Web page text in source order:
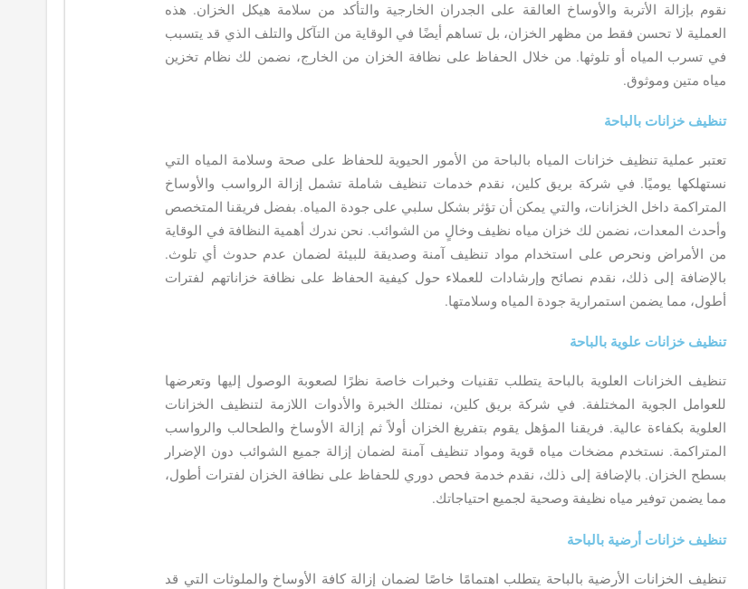
نقوم بإزالة الأتربة والأوساخ العالقة على الجدران الخارجية والتأكد من سلامة هيكل الخزان. هذه
العملية لا تحسن فقط من مظهر الخزان، بل تساهم أيضًا في الوقاية من التآكل والتلف الذي قد يتسبب
في تسرب المياه أو تلوثها. من خلال الحفاظ على نظافة الخزان من الخارج، نضمن لك نظام تخزين
مياه متين وموثوق.
تنظيف خزانات بالباحة
تعتبر عملية تنظيف خزانات المياه بالباحة من الأمور الحيوية للحفاظ على صحة وسلامة المياه التي
نستهلكها يوميًا. في شركة بريق كلين، نقدم خدمات تنظيف شاملة تشمل إزالة الرواسب والأوساخ
المتراكمة داخل الخزانات، والتي يمكن أن تؤثر بشكل سلبي على جودة المياه. بفضل فريقنا المتخصص
وأحدث المعدات، نضمن لك خزان مياه نظيف وخالٍ من الشوائب. نحن ندرك أهمية النظافة في الوقاية
من الأمراض ونحرص على استخدام مواد تنظيف آمنة وصديقة للبيئة لضمان عدم حدوث أي تلوث.
بالإضافة إلى ذلك، نقدم نصائح وإرشادات للعملاء حول كيفية الحفاظ على نظافة خزاناتهم لفترات
أطول، مما يضمن استمرارية جودة المياه وسلامتها.
تنظيف خزانات علوية بالباحة
تنظيف الخزانات العلوية بالباحة يتطلب تقنيات وخبرات خاصة نظرًا لصعوبة الوصول إليها وتعرضها
للعوامل الجوية المختلفة. في شركة بريق كلين، نمتلك الخبرة والأدوات اللازمة لتنظيف الخزانات
العلوية بكفاءة عالية. فريقنا المؤهل يقوم بتفريغ الخزان أولاً ثم إزالة الأوساخ والطحالب والرواسب
المتراكمة. نستخدم مضخات مياه قوية ومواد تنظيف آمنة لضمان إزالة جميع الشوائب دون الإضرار
بسطح الخزان. بالإضافة إلى ذلك، نقدم خدمة فحص دوري للحفاظ على نظافة الخزان لفترات أطول،
مما يضمن توفير مياه نظيفة وصحية لجميع احتياجاتك.
تنظيف خزانات أرضية بالباحة
تنظيف الخزانات الأرضية بالباحة يتطلب اهتمامًا خاصًا لضمان إزالة كافة الأوساخ والملوثات التي قد